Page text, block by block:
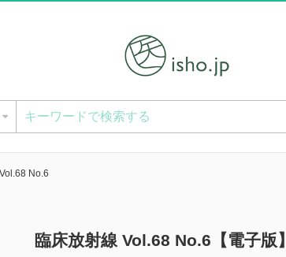
No.6
臨床放射線 Vol.68 No.6【電子版】